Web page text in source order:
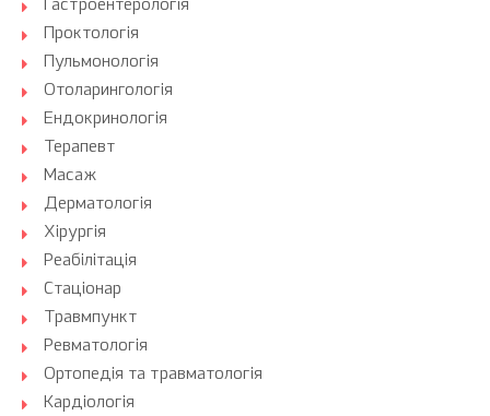
Гастроентерологія
Проктологія
Пульмонологія
Отоларингологія
Ендокринологія
Терапевт
Масаж
Дерматологія
Хірургія
Реабілітація
Стаціонар
Травмпункт
Ревматологія
Ортопедія та травматологія
Кардіологія